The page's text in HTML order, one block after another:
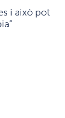
i això pot